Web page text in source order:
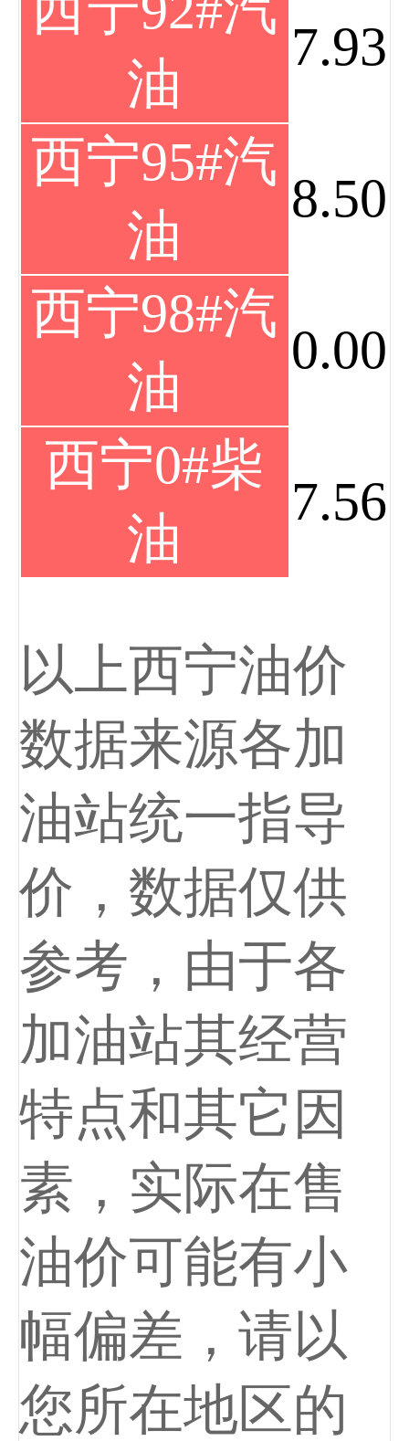
油
7.93
西宁95#汽
油
8.50
西宁98#汽
油
0.00
西宁0#柴
油
7.56
以上西宁油价
数据来源各加
油站统一指导
价，数据仅供
参考，由于各
加油站其经营
特点和其它因
素，实际在售
油价可能有小
幅偏差，请以
您所在地区的